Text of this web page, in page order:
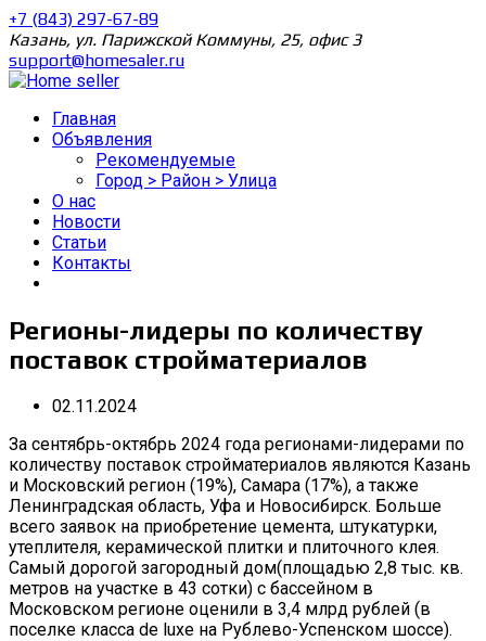
+7 (843) 297-67-89
Казань, ул. Парижской Коммуны, 25, офис 3
support@homesaler.ru
Главная
Объявления
Рекомендуемые
Город > Район > Улица
О нас
Новости
Статьи
Контакты
Регионы-лидеры по количеству
поставок стройматериалов
02.11.2024
За сентябрь-октябрь 2024 года регионами-лидерами по
количеству поставок стройматериалов являются Казань
и Московский регион (19%), Самара (17%), а также
Ленинградская область, Уфа и Новосибирск. Больше
всего заявок на приобретение цемента, штукатурки,
утеплителя, керамической плитки и плиточного клея.
Самый дорогой загородный дом(площадью 2,8 тыс. кв.
метров на участке в 43 сотки) с бассейном в
Московском регионе оценили в 3,4 млрд рублей (в
поселке класса de luxe на Рублево-Успенском шоссе).